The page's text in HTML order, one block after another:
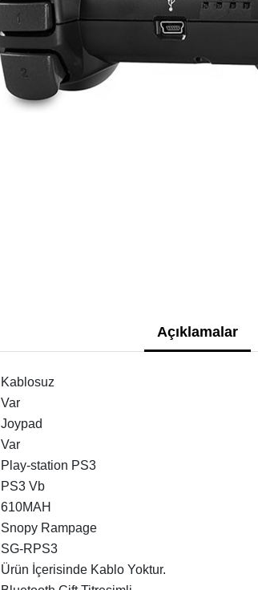
Açıklamalar
Kablosuz
Var
Joypad
Var
Play-station PS3
PS3 Vb
610MAH
Snopy Rampage
SG-RPS3
Ürün İçerisinde Kablo Yoktur.